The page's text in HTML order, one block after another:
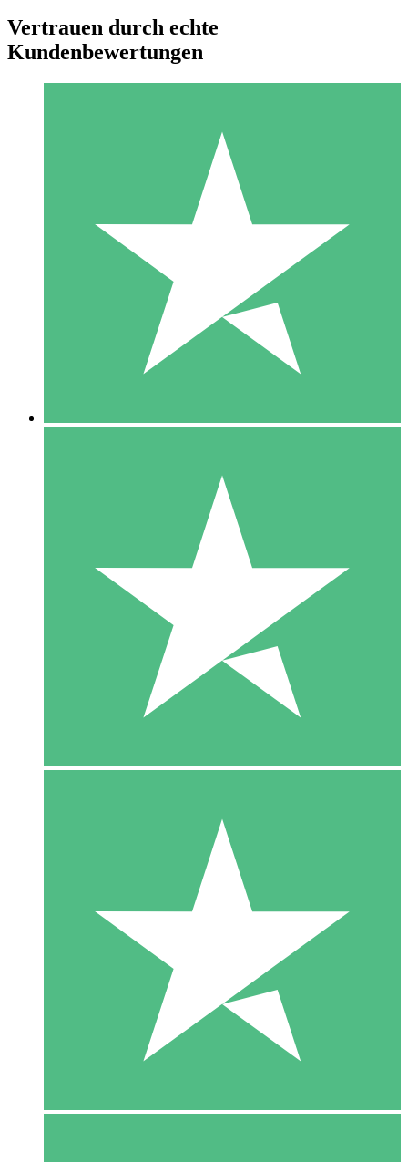
Individuelle Credit-Pakete
Zahlen Sie nach Bedarf mit Download-Credits. Keine
monatliche Verpflichtung erforderlich.
10 00
10 Downloads
20 00
Vertrauen durch echte
Kundenbewertungen